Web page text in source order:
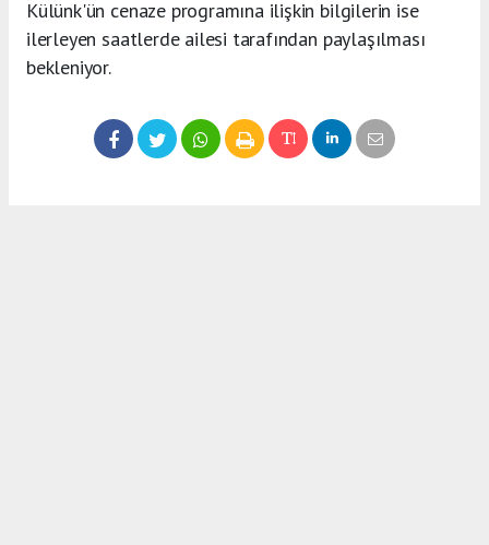
Külünk'ün cenaze programına ilişkin bilgilerin ise
ilerleyen saatlerde ailesi tarafından paylaşılması
bekleniyor.